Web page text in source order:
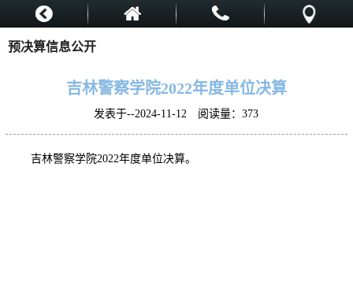
预决算信息公开
吉林警察学院2022年度单位决算
发表于--2024-11-12 阅读量：373
吉林警察学院2022年度单位决算。